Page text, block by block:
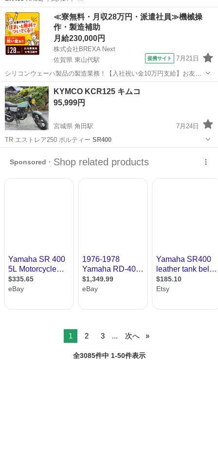
沖縄 沖縄市 てだこ浦西駅 ヤマハ
≪寮無料・月収28万円・派遣社員≫機械操
作・製造補助
月給230,000円
株式会社BREXA Next
佐賀県 東山代駅
提携サイト 7月21日
シリコンウェーハ製品の製造業務！【入社祝い金10万円支給】お友達
やカップルとの応募OK◎年間休日129日＆休出なしでプライベート充
実♪業務はクリーンルームで快適作業◎自社正社員登用制度あり★1食
300円～の格安食堂あり！《佐...
佐賀 伊万里市 その他
KYMCO KCR125 キムコ
95,999円
宮城県 角田駅
7月24日
TR エストレア250 ボルティー SR400
1 2 3 ... 次へ
全3085件中 1-50件表示